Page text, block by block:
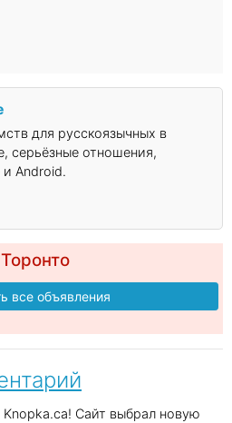
для русскоязычных в
серьёзные отношения,
Android.
все объявления
Сайт выбрал новую